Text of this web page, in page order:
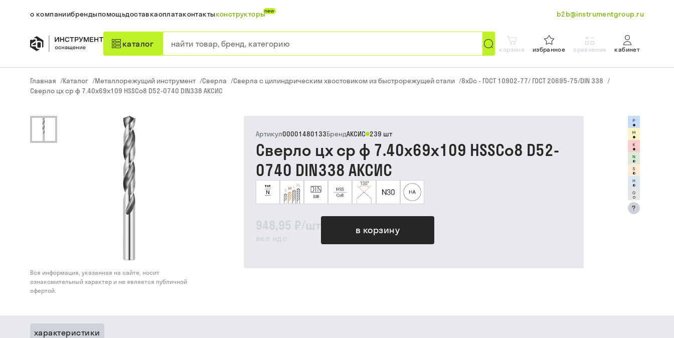
о компаниибрендыпомощьдоставкаоплатаконтактыконструкторыnew b2b@instrumentgroup.ru
каталог
корзина избранное сравнение кабинет
Главная /Каталог /Металлорежущий инструмент /Сверла /Сверла с цилиндрическим хвостовиком из быстрорежущей стали /8xDc - ГОСТ 10902-77/ ГОСТ 20695-75/DIN 338 /
Сверло цх ср ф 7.40х69х109 HSSCo8 D52-0740 DIN338 АКСИС
Вся информация, указанная на сайте, носит
ознакомительный характер и не является публичной
офертой.
948,95 ₽/шт
вкл ндс
в корзину
Артикул00001480133БрендАКСИС 239 шт
Сверло цх ср ф 7.40х69х109 HSSCo8 D52-
0740 DIN338 АКСИС
?
характеристики